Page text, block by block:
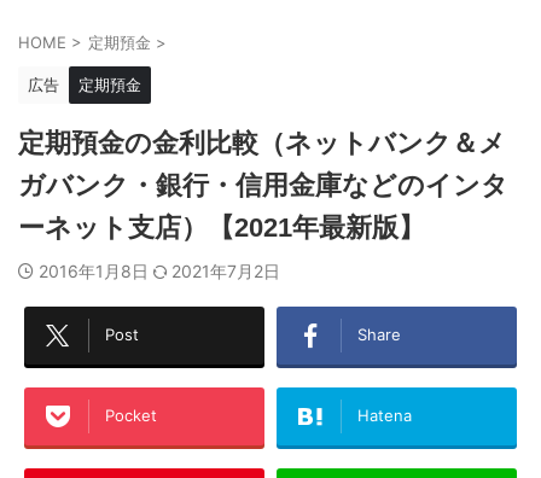
HOME > 定期預金 >
広告 定期預金
定期預金の金利比較（ネットバンク＆メ
ガバンク・銀行・信用金庫などのインタ
ーネット支店）【2021年最新版】
2016年1月8日 2021年7月2日
Post Share
Pocket Hatena